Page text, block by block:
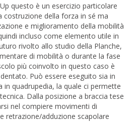
questo è un esercizio particolare
costruzione della forza in sé ma
e miglioramento della mobilità
incluso come elemento utile in
rivolto allo studio della Planche,
di mobilità o durante la fase
più coinvolto in questo caso è
Può essere eseguito sia in
in quadrupedia, la quale ci permette
Dalla posizione a braccia tese
nel compiere movimenti di
retrazione/adduzione scapolare